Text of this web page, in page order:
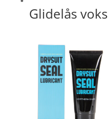
Glidelås voks